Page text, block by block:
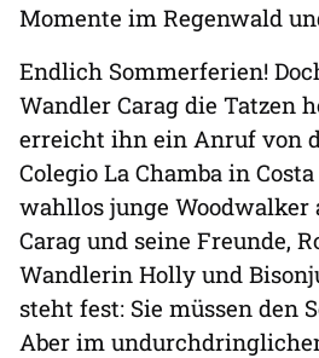
Momente im Regenwald
Endlich Sommerferien!
Wandler Carag die Tatzen
erreicht ihn ein Anruf von
Colegio La Chamba in
wahllos junge
Carag und seine Freunde,
Wandlerin Holly und
steht fest: Sie müssen den
Aber im